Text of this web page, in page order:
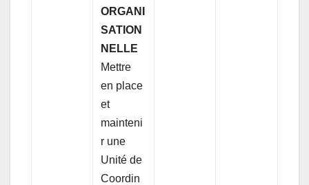
ORGANI
SATION
NELLE
Mettre
en place
et
mainteni
r une
Unité de
Coordin